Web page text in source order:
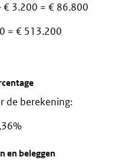
€ 3.200 = € 86.800
= € 513.200
de berekening:
en beleggen